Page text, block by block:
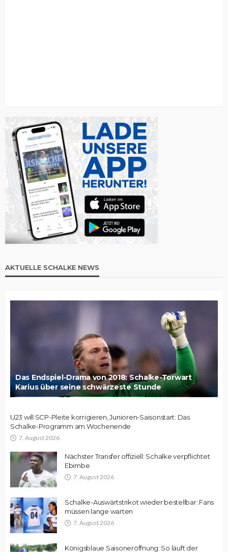
AKTUELLE SCHALKE NEWS
Das Endspiel-Drama von 2018: Schalke-Torwart
Karius über seine schwärzeste Stunde
U23 will SCP-Pleite korrigieren, Junioren-Saisonstart: Das
Schalke-Programm am Wochenende
7. August 2026
Nächster Transfer offiziell: Schalke verpflichtet
Ebimbe
7. August 2026
Schalke-Auswärtstrikot wieder bestellbar: Fans
müssen lange warten
7. August 2026
Königsblaue Saisoneröffnung: So läuft der